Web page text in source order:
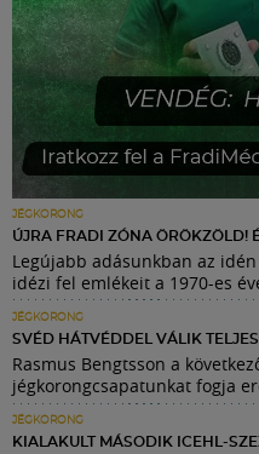
JÉGKORONG
ÚJRA FRADI ZÓNA ÖRÖKZÖLD!
Legújabb adásunkban az
idézi fel emlékeit a 1970-es
JÉGKORONG
SVÉD HÁTVÉDDEL VÁLIK
Rasmus Bengtsson a
jégkorongcsapatunkat fogja
JÉGKORONG
KIALAKULT MÁSODIK ICEHL-